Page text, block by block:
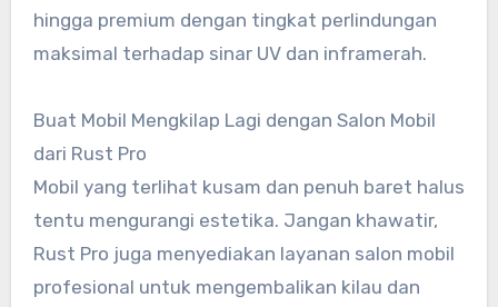
hingga premium dengan tingkat perlindungan
maksimal terhadap sinar UV dan inframerah.
Buat Mobil Mengkilap Lagi dengan Salon Mobil
dari Rust Pro
Mobil yang terlihat kusam dan penuh baret halus
tentu mengurangi estetika. Jangan khawatir,
Rust Pro juga menyediakan layanan salon mobil
profesional untuk mengembalikan kilau dan